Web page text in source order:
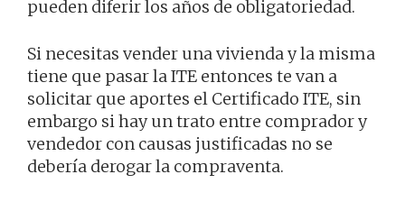
pueden diferir los años de obligatoriedad.
Si necesitas vender una vivienda y la misma
tiene que pasar la ITE entonces te van a
solicitar que aportes el Certificado ITE, sin
embargo si hay un trato entre comprador y
vendedor con causas justificadas no se
debería derogar la compraventa.